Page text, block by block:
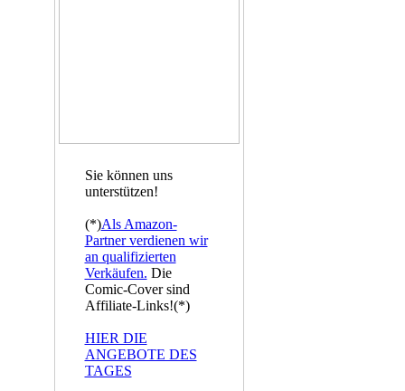
Sie können uns
unterstützen!
(*)Als Amazon-
Partner verdienen wir
an qualifizierten
Verkäufen. Die
Comic-Cover sind
Affiliate-Links!(*)
HIER DIE
ANGEBOTE DES
TAGES